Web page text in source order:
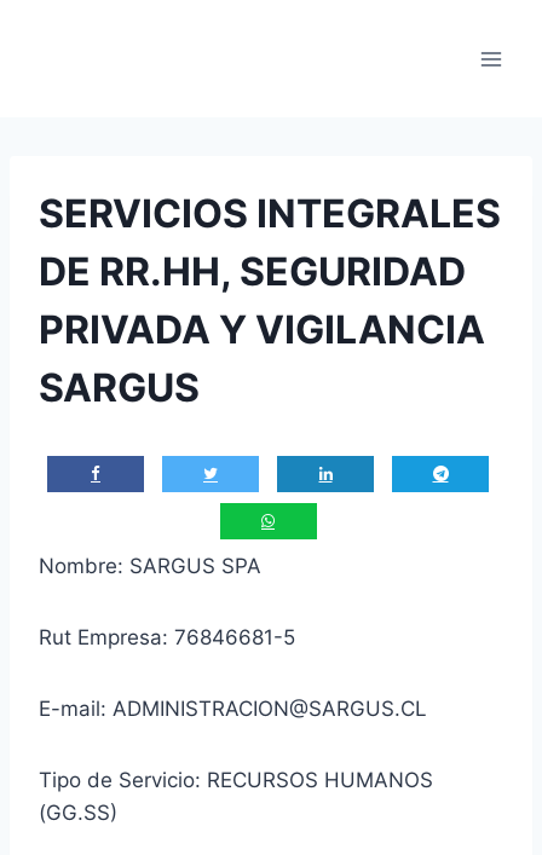
SERVICIOS INTEGRALES
DE RR.HH, SEGURIDAD
PRIVADA Y VIGILANCIA
SARGUS
Nombre: SARGUS SPA
Rut Empresa: 76846681-5
E-mail: ADMINISTRACION@SARGUS.CL
Tipo de Servicio: RECURSOS HUMANOS
(GG.SS)